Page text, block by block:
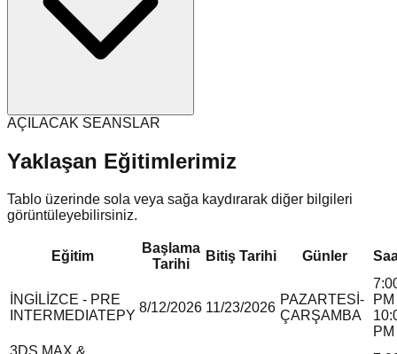
AÇILACAK SEANSLAR
Yaklaşan Eğitimlerimiz
Tablo üzerinde sola veya sağa kaydırarak diğer bilgileri
görüntüleyebilirsiniz.
Eğitim
Başlama
Tarihi
Bitiş Tarihi Günler
İNGİLİZCE - PRE
INTERMEDIATEPY
8/12/2026 11/23/2026
PAZARTESİ-
ÇARŞAMBA
PM
PM
3DS MAX &